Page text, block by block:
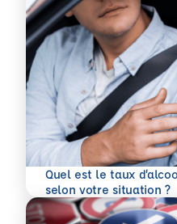
Quel est le taux
selon votre situation ?
En savoir plus